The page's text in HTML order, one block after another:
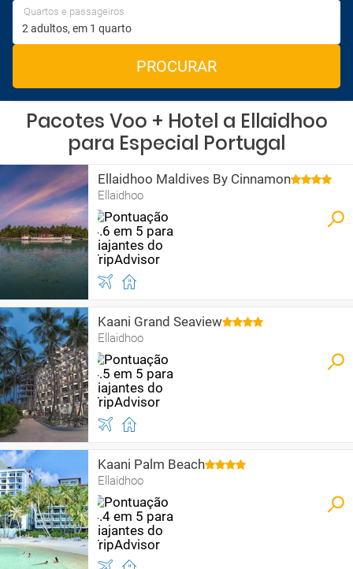
Quartos e passageiros
PROCURAR
Pacotes Voo + Hotel a Ellaidhoo
para Especial Portugal
Ellaidhoo Maldives By Cinnamon
Ellaidhoo
Kaani Grand Seaview
Ellaidhoo
Kaani Palm Beach
Ellaidhoo